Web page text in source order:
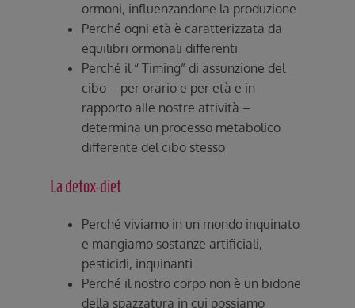
ormoni, influenzandone la produzione
Perché ogni età è caratterizzata da
equilibri ormonali differenti
Perché il “ Timing” di assunzione del
cibo – per orario e per età e in
rapporto alle nostre attività –
determina un processo metabolico
differente del cibo stesso
La detox-diet
Perché viviamo in un mondo inquinato
e mangiamo sostanze artificiali,
pesticidi, inquinanti
Perché il nostro corpo non è un bidone
della spazzatura in cui possiamo